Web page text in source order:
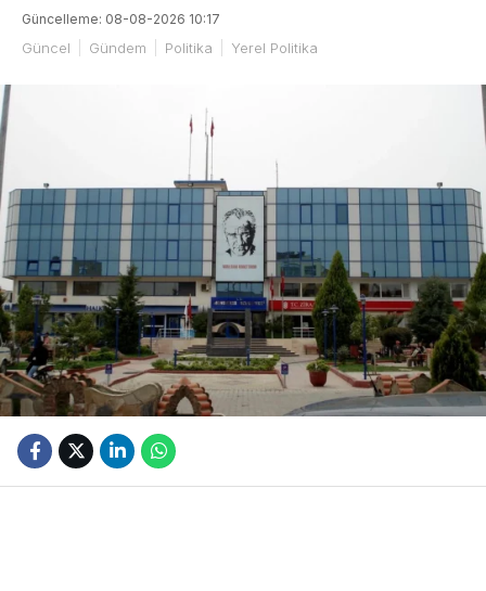
Güncelleme: 08-08-2026 10:17
Güncel Gündem Politika Yerel Politika